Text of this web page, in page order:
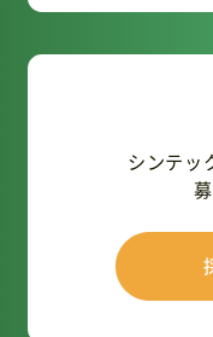
シンテッ